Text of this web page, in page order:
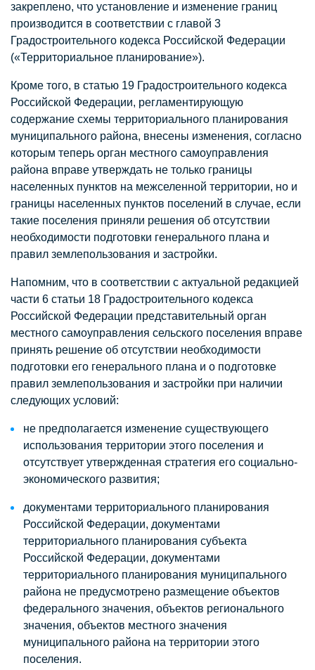
закреплено, что установление и изменение границ
производится в соответствии с главой 3
Градостроительного кодекса Российской Федерации
(«Территориальное планирование»).
Кроме того, в статью 19 Градостроительного кодекса
Российской Федерации, регламентирующую
содержание схемы территориального планирования
муниципального района, внесены изменения, согласно
которым теперь орган местного самоуправления
района вправе утверждать не только границы
населенных пунктов на межселенной территории, но и
границы населенных пунктов поселений в случае, если
такие поселения приняли решения об отсутствии
необходимости подготовки генерального плана и
правил землепользования и застройки.
Напомним, что в соответствии с актуальной редакцией
части 6 статьи 18 Градостроительного кодекса
Российской Федерации представительный орган
местного самоуправления сельского поселения вправе
принять решение об отсутствии необходимости
подготовки его генерального плана и о подготовке
правил землепользования и застройки при наличии
следующих условий:
не предполагается изменение существующего
использования территории этого поселения и
отсутствует утвержденная стратегия его социально-
экономического развития;
документами территориального планирования
Российской Федерации, документами
территориального планирования субъекта
Российской Федерации, документами
территориального планирования муниципального
района не предусмотрено размещение объектов
федерального значения, объектов регионального
значения, объектов местного значения
муниципального района на территории этого
поселения.